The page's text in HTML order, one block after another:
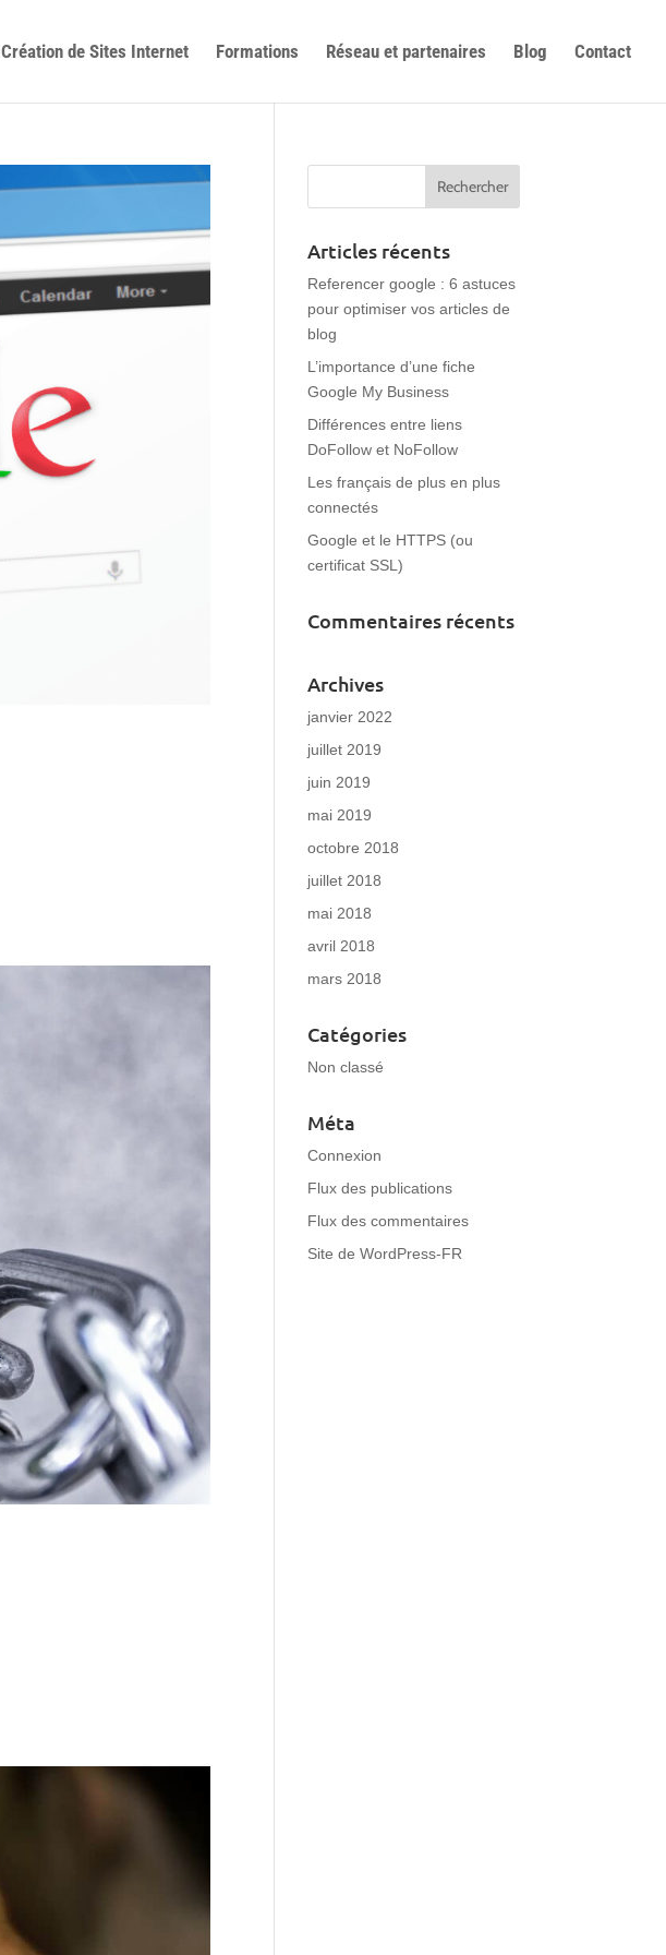
Création de Sites Internet Formations Réseau et partenaires Blog Contact
Articles récents
Referencer google : 6 astuces
pour optimiser vos articles de
blog
L’importance d’une fiche
Google My Business
Différences entre liens
DoFollow et NoFollow
Les français de plus en plus
connectés
Google et le HTTPS (ou
certificat SSL)
Commentaires récents
Archives
janvier 2022
juillet 2019
juin 2019
mai 2019
octobre 2018
juillet 2018
mai 2018
avril 2018
mars 2018
Catégories
Non classé
Méta
Connexion
Flux des publications
Flux des commentaires
Site de WordPress-FR